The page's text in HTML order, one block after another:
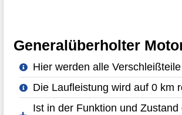
Generalüberholter
Hier werden alle
Die Laufleistung wird auf 0 km
Ist in der Funktion und Zustand